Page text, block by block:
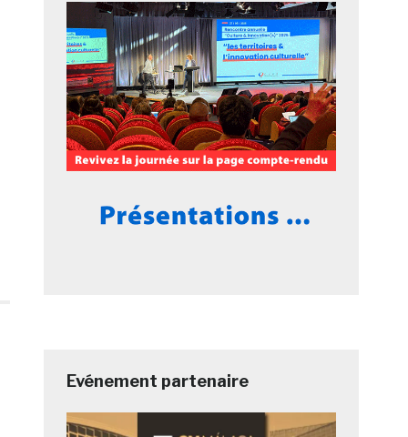
Evénement partenaire